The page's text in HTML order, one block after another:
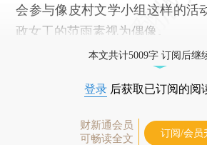
会参与像皮村文学小组这样的活
政女工的范雨素视为偶像。
本文共计5009字 订阅后继
登录 后获取已订阅的阅
财新通会员
可畅读全文
订阅/会员